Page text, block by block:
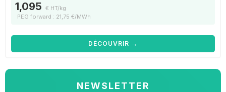
1,095 € HT/kg
PEG forward : 21,75 €/MWh
DÉCOUVRIR →
NEWSLETTER